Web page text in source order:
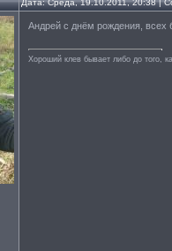
Дата: Среда, 19.10.2011, 20:38 |
Андрей с днём рождения, всех
Хороший клев бывает либо до того,